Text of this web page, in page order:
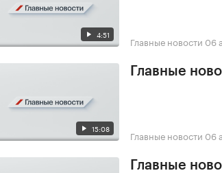
4:51 Главные новости 06
15:08
Главные
Главные новости 06
Главные